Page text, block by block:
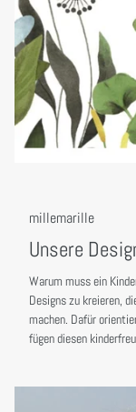
millemarille
Unsere
Warum muss ein
Designs zu kreieren,
machen. Dafür
fügen diesen